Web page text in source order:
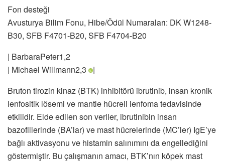
Fon desteği
Avusturya Bilim Fonu, Hibe/Ödül Numaraları: DK W1248-
B30, SFB F4701-B20, SFB F4704-B20
| BarbaraPeter1,2
| Michael Willmann2,3 |
Bruton tirozin kinaz (BTK) inhibitörü ibrutinib, insan kronik
lenfositik lösemi ve mantle hücreli lenfoma tedavisinde
etkilidir. Elde edilen son veriler, ibrutinibin insan
bazofillerinde (BA’lar) ve mast hücrelerinde (MC’ler) IgE’ye
bağlı aktivasyonu ve histamin salınımını da engellediğini
göstermiştir. Bu çalışmanın amacı, BTK’nın köpek mast